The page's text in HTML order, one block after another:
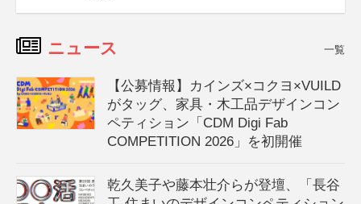
ニュース 一覧
【公募情報】カインズ×コクヨ×VUILD
がタッグ、家具・木工品デザインコン
ペティション「CDM Digi Fab
COMPETITION 2026」を初開催
乾久美子や藤本壮介らが登壇、「長谷